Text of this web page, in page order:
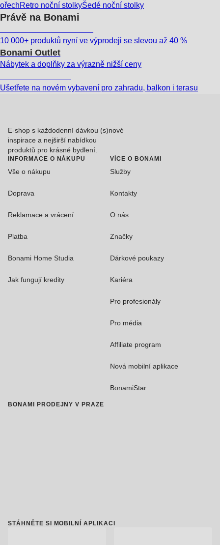
ořechRetro noční stolkyŠedé noční stolky
Právě na Bonami
10 000+ produktů nyní ve výprodeji se slevou až 40 %
Bonami Outlet
Nábytek a doplňky za výrazně nižší ceny
Ušetřete na novém vybavení pro zahradu, balkon i terasu
E-shop s každodenní dávkou (s)nové
inspirace a nejširší nabídkou
produktů pro krásné bydlení.
INFORMACE O NÁKUPU
Vše o nákupu
Doprava
Reklamace a vrácení
Platba
Bonami Home Studia
Jak fungují kredity
VÍCE O BONAMI
Služby
Kontakty
O nás
Značky
Dárkové poukazy
Kariéra
Pro profesionály
Pro média
Affiliate program
Nová mobilní aplikace
BonamiStar
BONAMI PRODEJNY V PRAZE
STÁHNĚTE SI MOBILNÍ APLIKACI